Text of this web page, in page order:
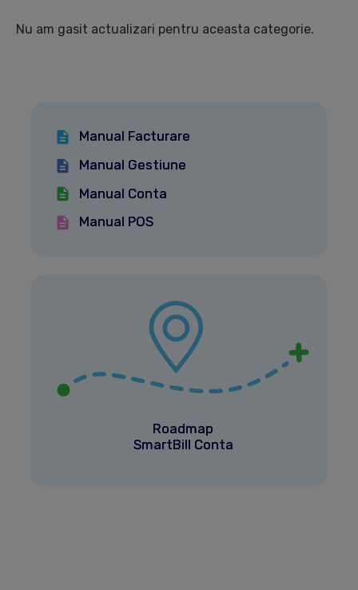
Nu am gasit actualizari pentru aceasta categorie.
Manual Facturare
Manual Gestiune
Manual Conta
Manual POS
Roadmap
SmartBill Conta